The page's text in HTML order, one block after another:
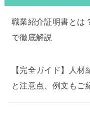
職業紹介証明書とは
で徹底解説
【完全ガイド】人
と注意点、例文もご